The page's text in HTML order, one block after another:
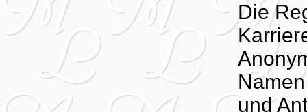
Die
und